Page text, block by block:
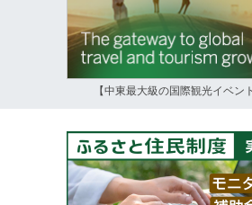
【中東最大級の国際観光イベン